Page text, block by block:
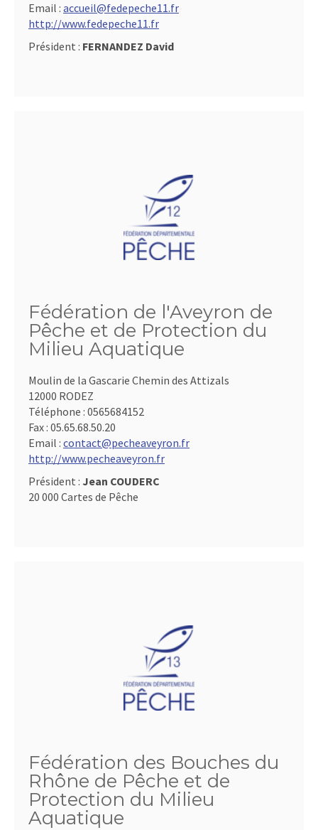
Email : accueil@fedepeche11.fr
http://www.fedepeche11.fr
Président : FERNANDEZ David
Fédération de l'Aveyron de
Pêche et de Protection du
Milieu Aquatique
Moulin de la Gascarie Chemin des Attizals
12000 RODEZ
Téléphone : 0565684152
Fax : 05.65.68.50.20
Email : contact@pecheaveyron.fr
http://www.pecheaveyron.fr
Président : Jean COUDERC
20 000 Cartes de Pêche
Fédération des Bouches du
Rhône de Pêche et de
Protection du Milieu
Aquatique